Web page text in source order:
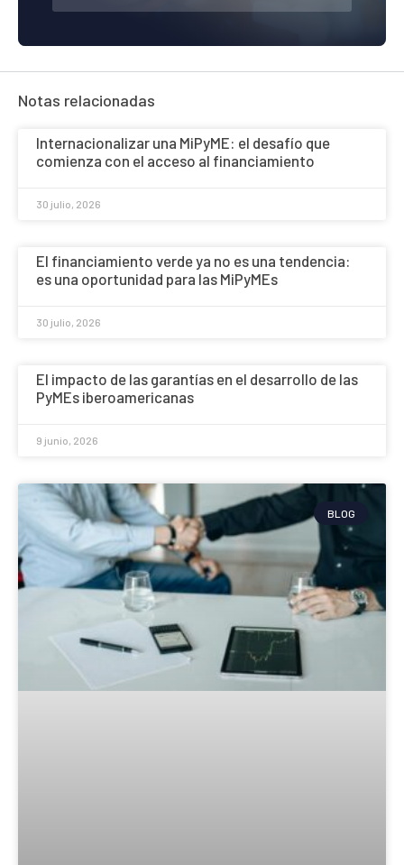
Notas relacionadas
Internacionalizar una MiPyME: el desafío que
comienza con el acceso al financiamiento
30 julio, 2026
El financiamiento verde ya no es una tendencia:
es una oportunidad para las MiPyMEs
30 julio, 2026
El impacto de las garantías en el desarrollo de las
PyMEs iberoamericanas
9 junio, 2026
BLOG